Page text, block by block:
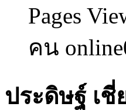
Pages
คน online
ประดิษฐ์ เชี่